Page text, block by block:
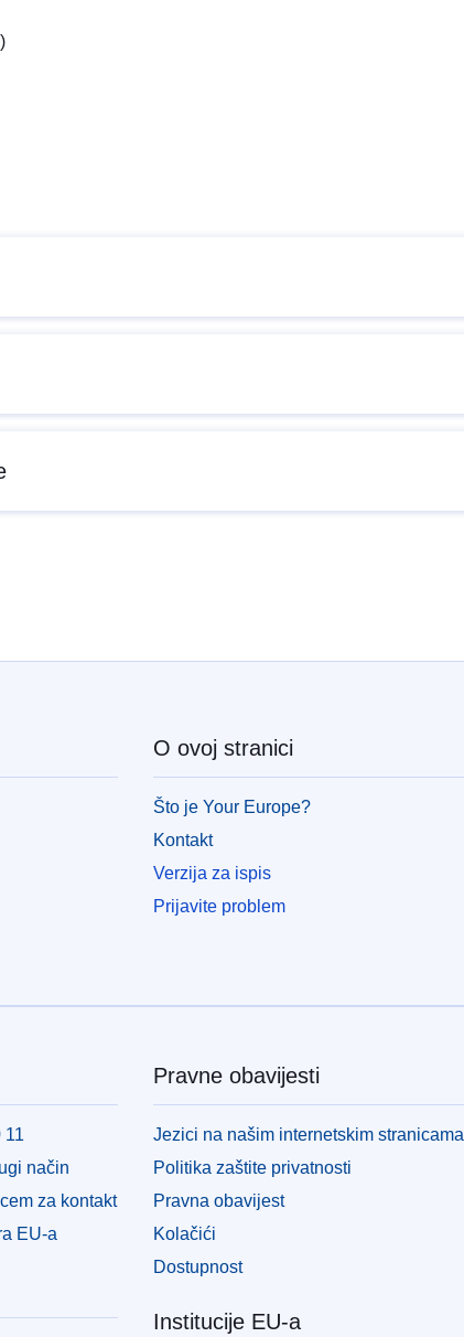
O ovoj stranici
Što je Your Europe?
Kontakt
Verzija za ispis
Prijavite problem
11
način
za kontakt
EU-a
Pravne obavijesti
Jezici na našim internetskim stranicama
Politika zaštite privatnosti
Pravna obavijest
Kolačići
Dostupnost
Institucije EU-a